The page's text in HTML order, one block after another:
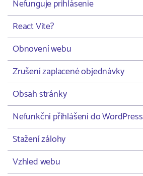
Nefunguje prihlásenie
React Vite?
Obnovení webu
Zrušení zaplacené objednávky
Obsah stránky
Nefunkční přihlášení do WordPress
Stažení zálohy
Vzhled webu